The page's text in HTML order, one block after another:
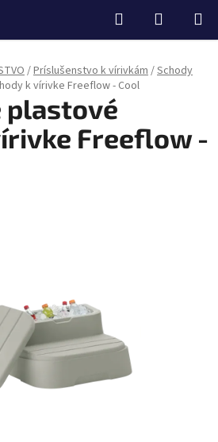
Hľadať
KOŠÍK
/Príslušenstvo k vírivkám/Schody
k vírivke Freeflow - Cool
plastové
Freeflow -